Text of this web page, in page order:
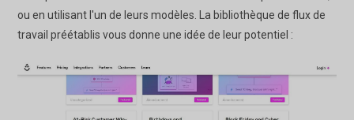
ou en utilisant l'un de leurs modèles. La bibliothèque de flux de
travail préétablis vous donne une idée de leur potentiel :